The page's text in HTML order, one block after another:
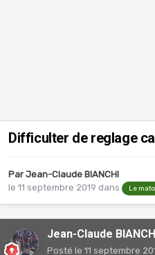
Difficulter de reglage
Par Jean-Claude BIANCHI
le 11 septembre 2019 dans Le
Jean-Claude
Posté le 11 septembre